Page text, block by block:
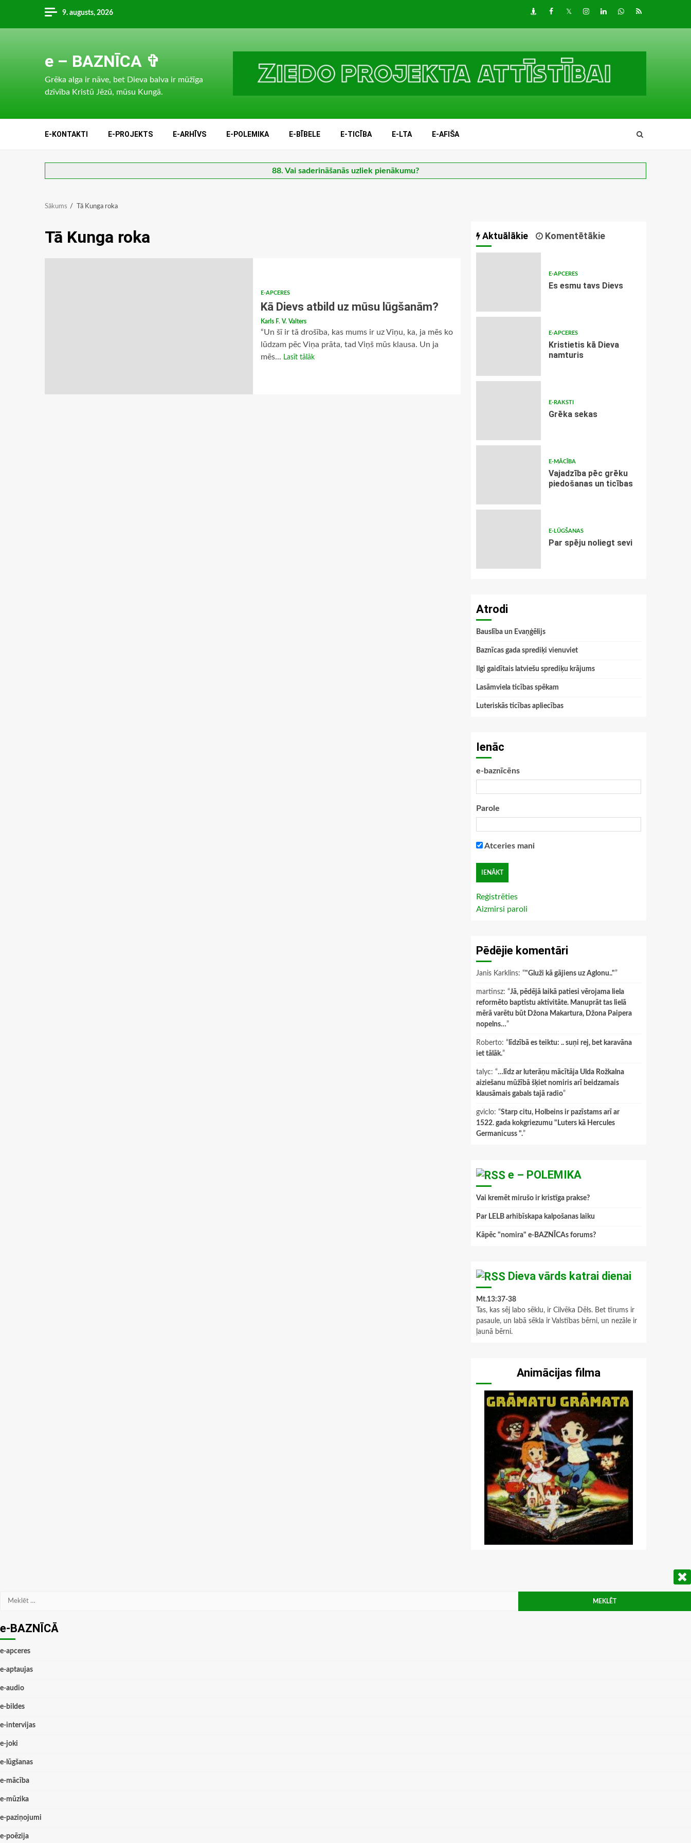
content
9. augusts, 2026 DraugiemFacebook
TwitterInstagram
LinkedInwhatsapp
RSS
e – BAZNĪCA ✞
Grēka alga ir nāve, bet Dieva balva ir mūžīga
dzīvība Kristū Jēzū, mūsu Kungā.
E-KONTAKTI E-PROJEKTS E-ARHĪVS E-POLEMIKA E-BĪBELE E-TICĪBA E-LTA E-AFIŠA
88. Vai saderināšanās uzliek pienākumu?
Sākums Tā Kunga roka
Tā Kunga roka
E-APCERES
Kā Dievs atbild uz mūsu lūgšanām?
Karls F. V. Valters
“Un šī ir tā drošība, kas mums ir uz Viņu, ka, ja mēs ko
lūdzam pēc Viņa prāta, tad Viņš mūs klausa. Un ja
mēs... Lasīt tālāk
Aktuālākie Komentētākie
E-APCERES
Es esmu tavs Dievs
E-APCERES
Kristietis kā Dieva
namturis
E-RAKSTI
Grēka sekas
E-MĀCĪBA
Vajadzība pēc grēku
piedošanas un ticības
E-LŪGŠANAS
Par spēju noliegt sevi
Atrodi
Bauslība un Evaņģēlijs
Baznīcas gada sprediķi vienuviet
Ilgi gaidītais latviešu sprediķu krājums
Lasāmviela ticības spēkam
Luteriskās ticības apliecības
Ienāc
e-baznīcēns
Parole
Atceries mani
Reģistrēties
Aizmirsi paroli
Pēdējie komentāri
Janis Karklins: “"Gluži kā gājiens uz Aglonu.."”
martinsz: “Jā, pēdējā laikā patiesi vērojama liela
reformēto baptistu aktivitāte. Manuprāt tas lielā
mērā varētu būt Džona Makartura, Džona Paipera
nopelns…”
Roberto: “ līdzībā es teiktu: .. suņi rej, bet karavāna
iet tālāk.”
talyc: “…līdz ar luterāņu mācītāja Ulda Rožkalna
aiziešanu mūžībā šķiet nomiris arī beidzamais
klausāmais gabals tajā radio”
gviclo: “Starp citu, Holbeins ir pazīstams arī ar
1522. gada kokgriezumu "Luters kā Hercules
Germanicuss ".”
e – POLEMIKA
Vai kremēt mirušo ir kristīga prakse?
Par LELB arhibīskapa kalpošanas laiku
Kāpēc "nomira" e-BAZNĪCAs forums?
Dieva vārds katrai dienai
Mt.13:37-38
Tas, kas sēj labo sēklu, ir Cilvēka Dēls. Bet tīrums ir
pasaule, un labā sēkla ir Valstības bērni, un nezāle ir
ļaunā bērni.
Animācijas filma
Meklēt:
e-BAZNĪCĀ
e-apceres
e-aptaujas
e-audio
e-bildes
e-intervijas
e-joki
e-lūgšanas
e-mācība
e-mūzika
e-paziņojumi
e-poēzija